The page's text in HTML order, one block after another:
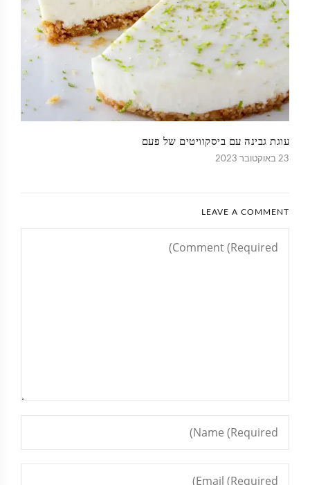
עוגת גבינה עם ביסקוויטים של פעם
23 באוקטובר 2023
LEAVE A COMMENT